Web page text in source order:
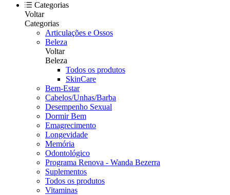
Categorias
Voltar
Categorias
Articulações e Ossos
Beleza
Voltar
Beleza
Todos os produtos
SkinCare
Bem-Estar
Cabelos/Unhas/Barba
Desempenho Sexual
Dormir Bem
Emagrecimento
Longevidade
Memória
Odontológico
Programa Renova - Wanda Bezerra
Suplementos
Todos os produtos
Vitaminas